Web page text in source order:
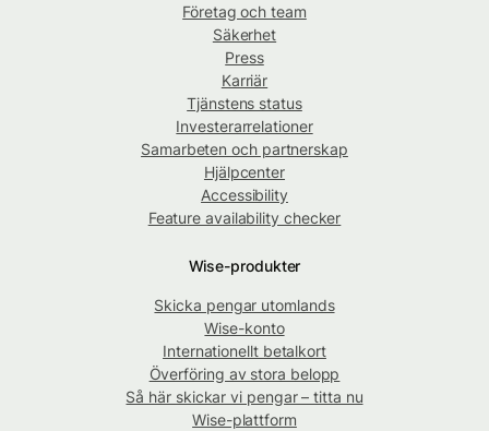
Företag och team
Säkerhet
Press
Karriär
Tjänstens status
Investerarrelationer
Samarbeten och partnerskap
Hjälpcenter
Accessibility
Feature availability checker
Wise-produkter
Skicka pengar utomlands
Wise-konto
Internationellt betalkort
Överföring av stora belopp
Så här skickar vi pengar – titta nu
Wise-plattform